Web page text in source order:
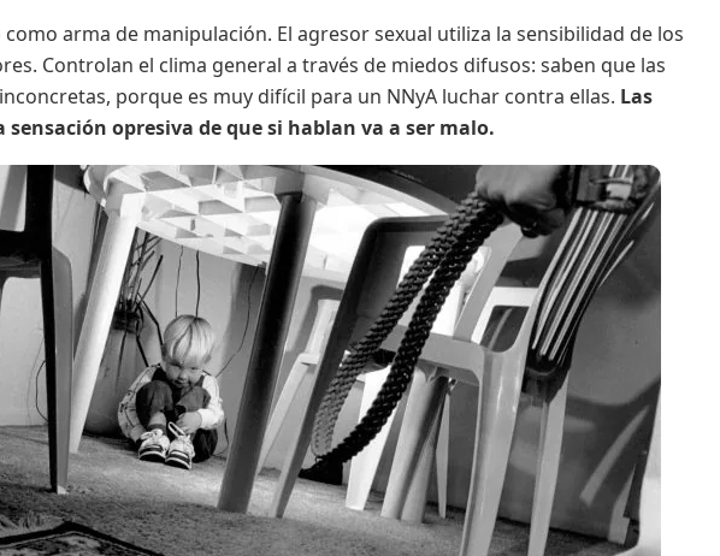
arma de manipulación. El agresor sexual utiliza la sensibilidad de los
Controlan el clima general a través de miedos difusos: saben que las
porque es muy difícil para un NNyA luchar contra ellas. Las
opresiva de que si hablan va a ser malo.